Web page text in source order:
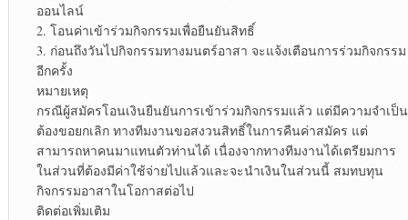
ออนไลน์
2. โอนค่าเข้าร่วมกิจกรรมเพื่อยืนยันสิทธิ์
3. ก่อนถึงวันไปกิจกรรมทางมนตร์อาสา จะแจ้งเตือนการร่วมกิจกรรม
อีกครั้ง
หมายเหตุ
กรณีผู้สมัครโอนเงินยืนยันการเข้าร่วมกิจกรรมแล้ว แต่มีความจำเป็น
ต้องขอยกเลิก ทางทีมงานขอสงวนสิทธิ์ในการคืนค่าสมัคร แต่
สามารถหาคนมาแทนตัวท่านได้ เนื่องจากทางทีมงานได้เตรียมการ
ในส่วนที่ต้องมีค่าใช้จ่ายไปแล้วและจะนำเงินในส่วนนี้ สมทบทุน
กิจกรรมอาสาในโอกาสต่อไป
ติดต่อเพิ่มเติม